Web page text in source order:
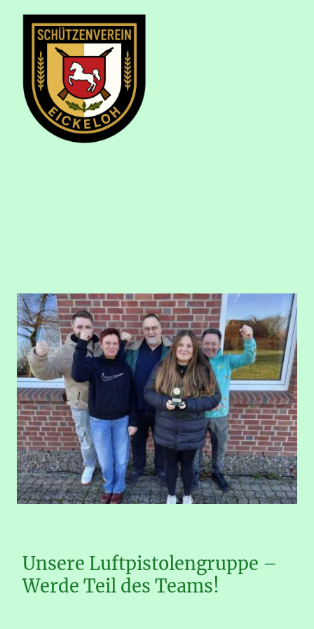
Unsere Luftpistolengruppe –
Werde Teil des Teams!